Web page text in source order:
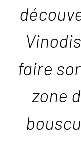
faire
zone